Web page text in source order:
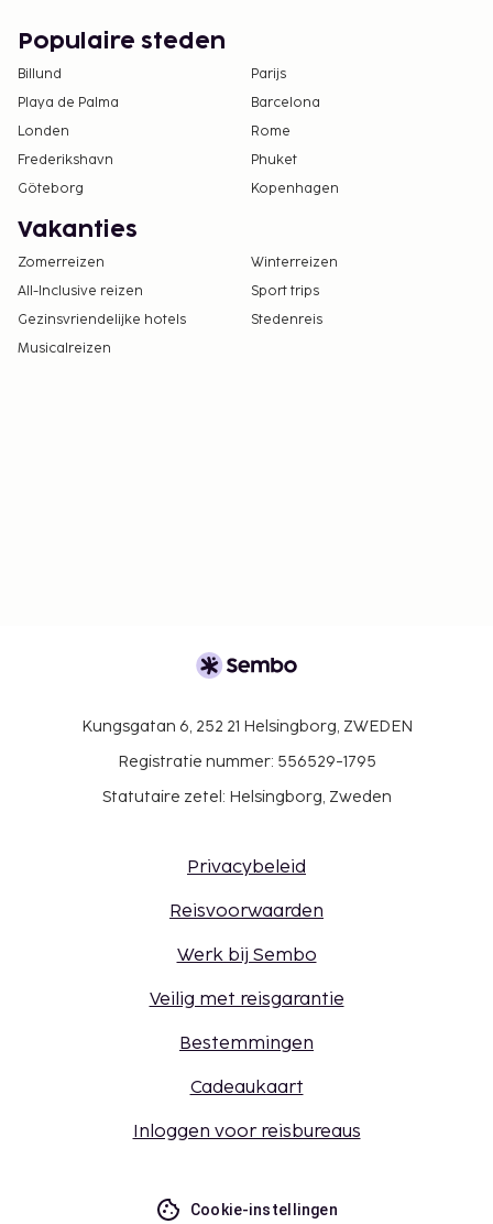
Populaire steden
Billund
Parijs
Playa de Palma
Barcelona
Londen
Rome
Frederikshavn
Phuket
Göteborg
Kopenhagen
Vakanties
Zomerreizen
Winterreizen
All-Inclusive reizen
Sport trips
Gezinsvriendelijke hotels
Stedenreis
Musicalreizen
Kungsgatan 6, 252 21 Helsingborg, ZWEDEN
Registratie nummer: 556529-1795
Statutaire zetel: Helsingborg, Zweden
Privacybeleid
Reisvoorwaarden
Werk bij Sembo
Veilig met reisgarantie
Bestemmingen
Cadeaukaart
Inloggen voor reisbureaus
Cookie-instellingen